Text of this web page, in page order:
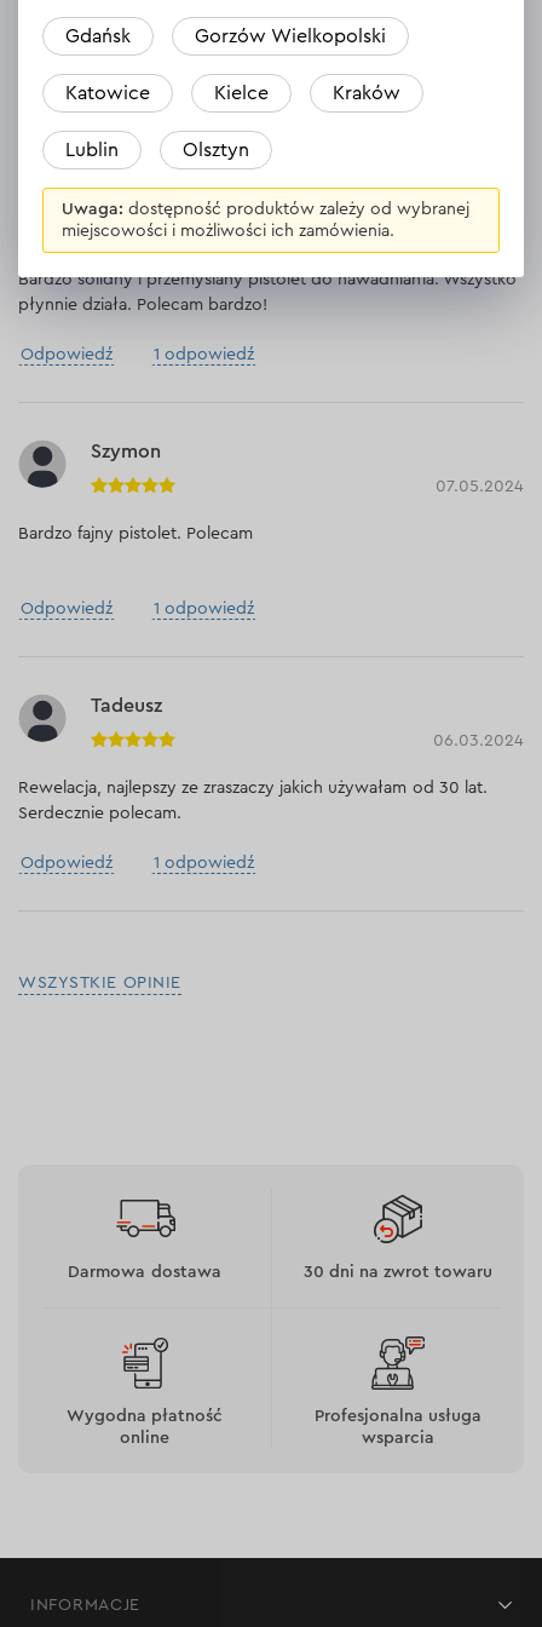
Opinie 3
Tomasz
Bardzo solidny i przemyślany pistolet do nawadniania. Wszystko
płynnie działa. Polecam bardzo!
Odpowiedź 1 odpowiedź
Szymon
07.05.2024
Bardzo fajny pistolet. Polecam
Odpowiedź 1 odpowiedź
Tadeusz
06.03.2024
Rewelacja, najlepszy ze zraszaczy jakich używałam od 30 lat.
Serdecznie polecam.
Odpowiedź 1 odpowiedź
WSZYSTKIE OPINIE
Darmowa dostawa 30 dni na zwrot towaru
Wygodna płatność
online
Profesjonalna usługa
wsparcia
INFORMACJE
Gdańsk Gorzów Wielkopolski
Katowice Kielce Kraków
Lublin Olsztyn
Uwaga: dostępność produktów zależy od wybranej
miejscowości i możliwości ich zamówienia.